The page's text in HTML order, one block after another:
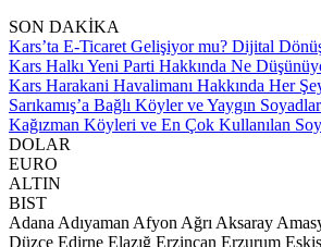
SON DAKİKA
Kars’ta E-Ticaret Gelişiyor mu? Dijital
Kars Halkı Yeni Parti Hakkında Ne
Kars Harakani Havalimanı Hakkında Her
Sarıkamış’a Bağlı Köyler ve Yaygın
Kağızman Köyleri ve En Çok Kullanılan
DOLAR
EURO
ALTIN
BIST
Adana Adıyaman Afyon Ağrı Aksaray
Düzce Edirne Elazığ Erzincan Erzurum